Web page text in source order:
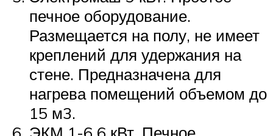
печное оборудование.
Размещается на полу, не имеет
креплений для удержания на
стене. Предназначена для
нагрева помещений объемом до
15 м3.